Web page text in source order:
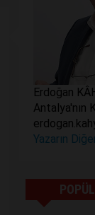
Erdoğan
Antalya'nın
Yazarın